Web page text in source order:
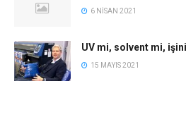
6 NISAN 2021
UV mi, solvent mi,
15 MAYIS 2021